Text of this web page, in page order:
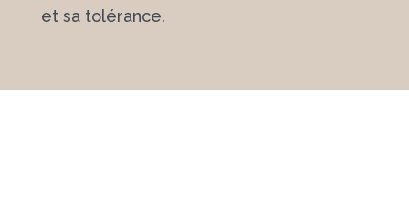
et sa tolérance.